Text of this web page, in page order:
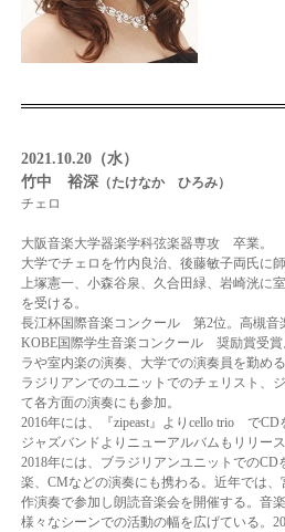
2021.10.20（水）
竹中 裕深（たけなか ひろみ）
チェロ
大阪音楽大学器楽学科弦楽器専攻 卒業。
大学でチェロを竹内良治、後藤敏子両氏に師
上塚憲一、小森谷泉、久合田緑、岩崎洸に
を受ける。
長江杯国際音楽コンクール 第2位。 高槻音
KOBE国際学生音楽コンクール 奨励賞受賞
ラや室内楽の演奏、大学での演奏員を勤め
ラジリアンでのユニットでのチェリスト、
て各方面の演奏にも参加。
2016年には、『zipeast』よりcello trio で
ジャズバンドよりニューアルバムもリリース
2018年には、ブラジリアンユニットでのCD
楽、CMなどの演奏にも携わる。 近年では、
作演奏で参加し朗読音楽会を開催する。 音
様々なシーンでの活動の幅を広げている。